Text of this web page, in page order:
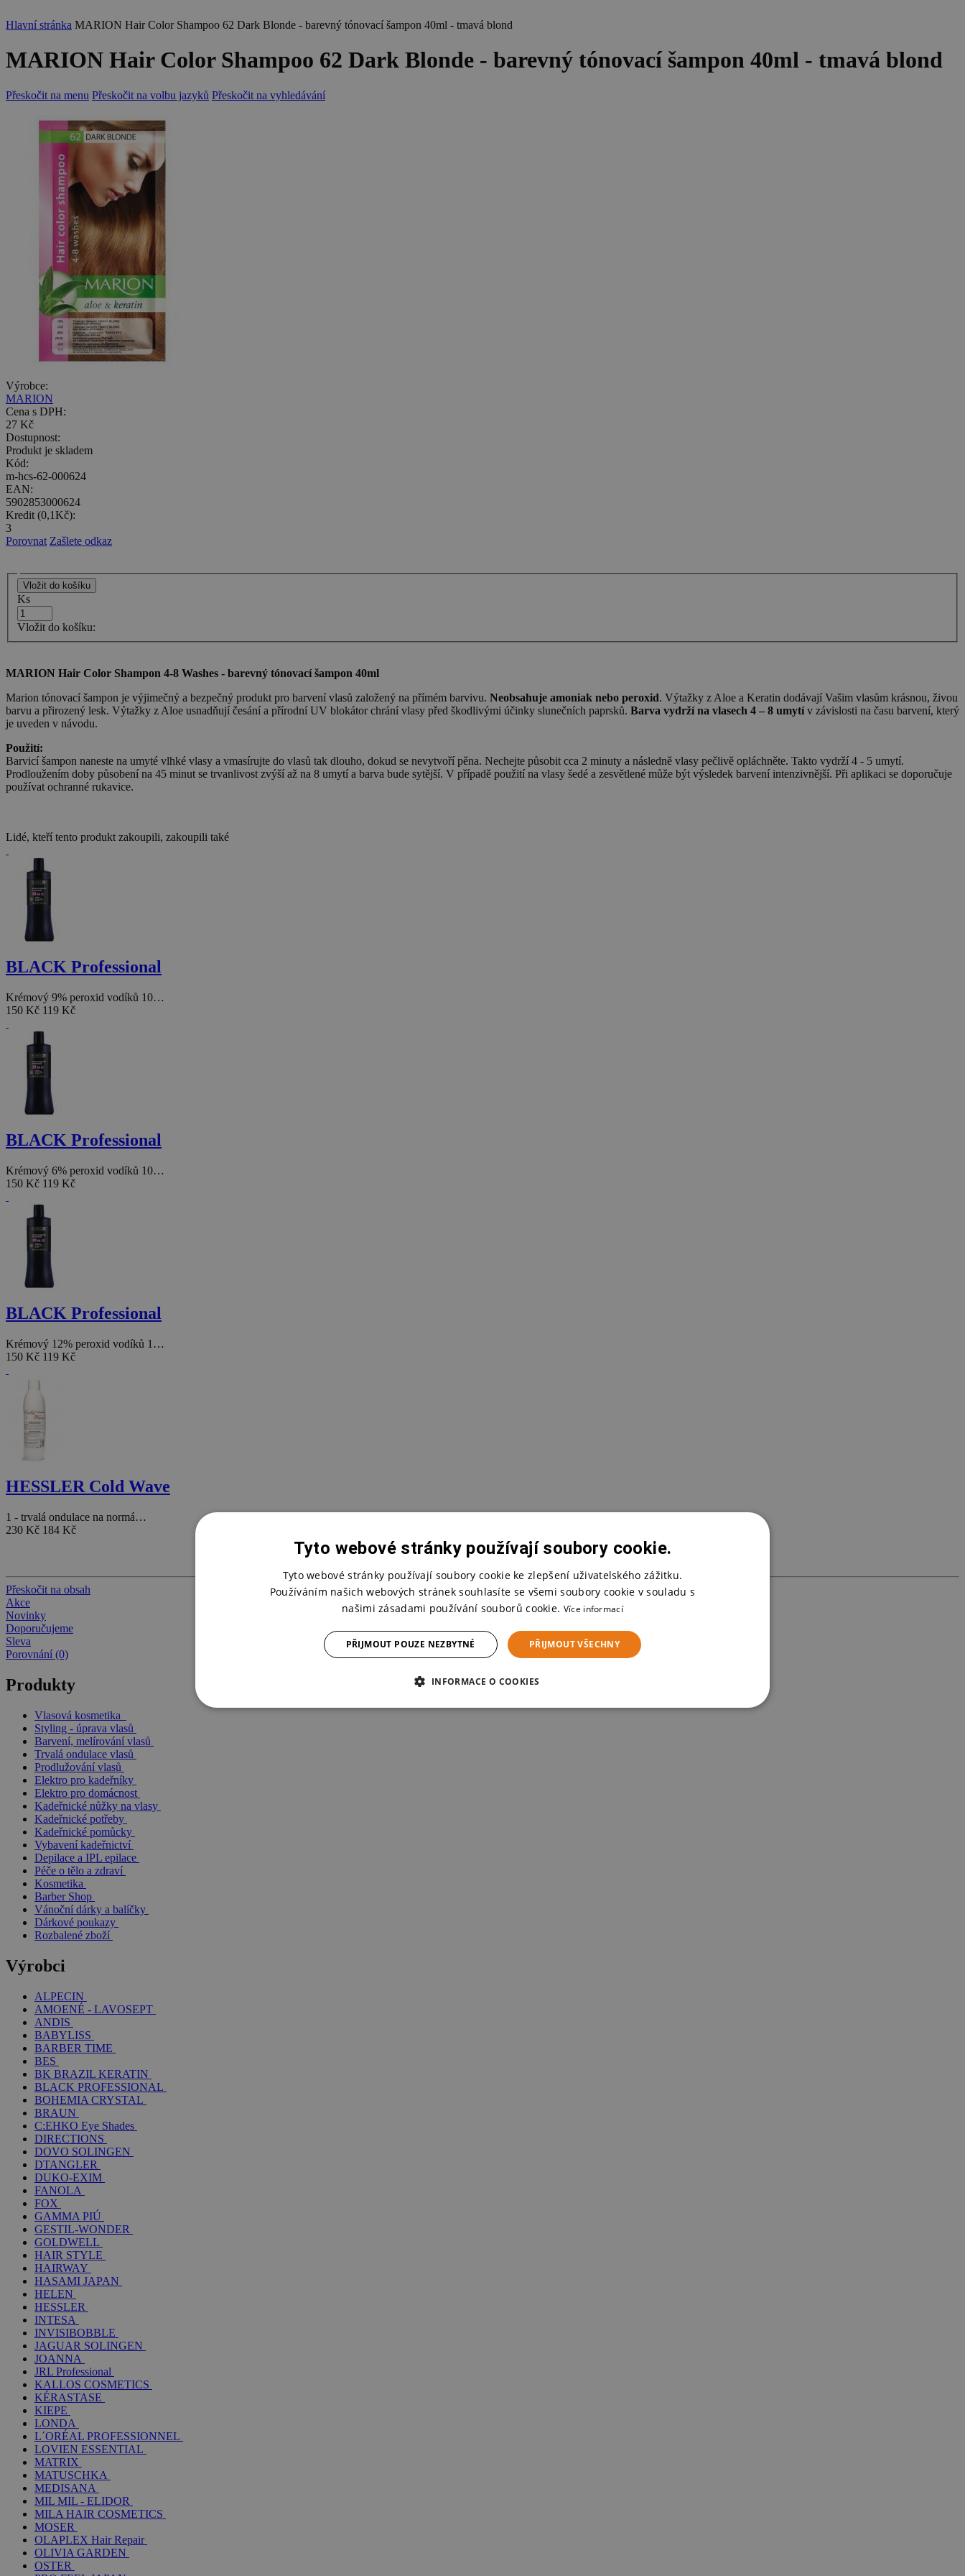
Hlavní stránka MARION Hair Color Shampoo 62 Dark Blonde - barevný tónovací šampon 40ml - tmavá blond
MARION Hair Color Shampoo 62 Dark Blonde - barevný tónovací šampon 40ml - tmavá blond
Přeskočit na menu Přeskočit na volbu jazyků Přeskočit na vyhledávání
Výrobce:
MARION
Cena s DPH:
27 Kč
Dostupnost:
Produkt je skladem
Kód:
m-hcs-62-000624
EAN:
5902853000624
Kredit (0,1Kč):
3
Porovnat Zašlete odkaz
Ks
Vložit do košíku:
MARION Hair Color Shampon 4-8 Washes - barevný tónovací šampon 40ml
Marion tónovací šampon je výjimečný a bezpečný produkt pro barvení vlasů založený na přímém barvivu. Neobsahuje amoniak nebo peroxid. Výtažky z Aloe a Keratin dodávají Vašim vlasům krásnou, živou
barvu a přirozený lesk. Výtažky z Aloe usnadňují česání a přírodní UV blokátor chrání vlasy před škodlivými účinky slunečních paprsků. Barva vydrží na vlasech 4 – 8 umytív závislosti na času barvení, který
je uveden v návodu.
Použití:
Barvicí šampon naneste na umyté vlhké vlasy a vmasírujte do vlasů tak dlouho, dokud se nevytvoří pěna. Nechejte působit cca 2 minuty a následně vlasy pečlivě opláchněte. Takto vydrží 4 - 5 umytí.
Prodloužením doby působení na 45 minut se trvanlivost zvýší až na 8 umytí a barva bude sytější. V případě použití na vlasy šedé a zesvětlené může být výsledek barvení intenzivnější. Při aplikaci se doporučuje
používat ochranné rukavice.
Lidé, kteří tento produkt zakoupili, zakoupili také
BLACK Professional
Krémový 9% peroxid vodíků 10…
150 Kč 119 Kč
BLACK Professional
Krémový 6% peroxid vodíků 10…
150 Kč 119 Kč
BLACK Professional
Krémový 12% peroxid vodíků 1…
150 Kč 119 Kč
HESSLER Cold Wave
1 - trvalá ondulace na normá…
230 Kč 184 Kč
Přeskočit na obsah
Akce
Novinky
Doporučujeme
Sleva
Porovnání (0)
Produkty
Vlasová kosmetika
Styling - úprava vlasů
Barvení, melírování vlasů
Trvalá ondulace vlasů
Prodlužování vlasů
Elektro pro kadeřníky
Elektro pro domácnost
Kadeřnické nůžky na vlasy
Kadeřnické potřeby
Kadeřnické pomůcky
Vybavení kadeřnictví
Depilace a IPL epilace
Péče o tělo a zdraví
Kosmetika
Barber Shop
Vánoční dárky a balíčky
Dárkové poukazy
Rozbalené zboží
Výrobci
ALPECIN
AMOENÉ - LAVOSEPT
ANDIS
BABYLISS
BARBER TIME
BES
BK BRAZIL KERATIN
BLACK PROFESSIONAL
BOHEMIA CRYSTAL
BRAUN
C:EHKO Eye Shades
DIRECTIONS
DOVO SOLINGEN
DTANGLER
DUKO-EXIM
FANOLA
FOX
GAMMA PIÚ
GESTIL-WONDER
GOLDWELL
HAIR STYLE
HAIRWAY
HASAMI JAPAN
HELEN
HESSLER
INTESA
INVISIBOBBLE
JAGUAR SOLINGEN
JOANNA
JRL Professional
KALLOS COSMETICS
KÉRASTASE
KIEPE
LONDA
L´ORÉAL PROFESSIONNEL
LOVIEN ESSENTIAL
MATRIX
MATUSCHKA
MEDISANA
MIL MIL - ELIDOR
MILA HAIR COSMETICS
MOSER
OLAPLEX Hair Repair
OLIVIA GARDEN
OSTER
Tyto webové stránky používají soubory cookie.
Tyto webové stránky používají soubory cookie ke zlepšení uživatelského zážitku.
Používáním našich webových stránek souhlasíte se všemi soubory cookie v souladu s
našimi zásadami používání souborů cookie. Více informací
PŘIJMOUT VŠECHNY
PŘIJMOUT POUZE NEZBYTNÉ
INFORMACE O COOKIES